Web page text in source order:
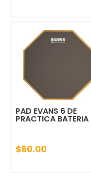
PAD EVANS 6 DE
PRACTICA BATERIA
$60.00